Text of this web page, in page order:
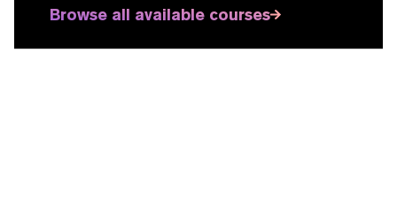
Browse all available courses